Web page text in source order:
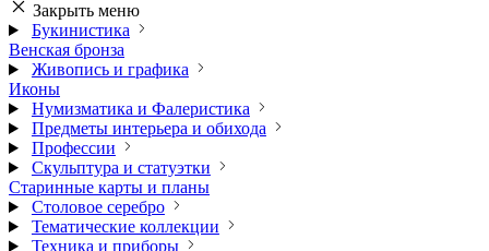
Закрыть меню
Букинистика
Венская бронза
Живопись и графика
Иконы
Нумизматика и Фалеристика
Предметы интерьера и обихода
Профессии
Скульптура и статуэтки
Старинные карты и планы
Столовое серебро
Тематические коллекции
Техника и приборы